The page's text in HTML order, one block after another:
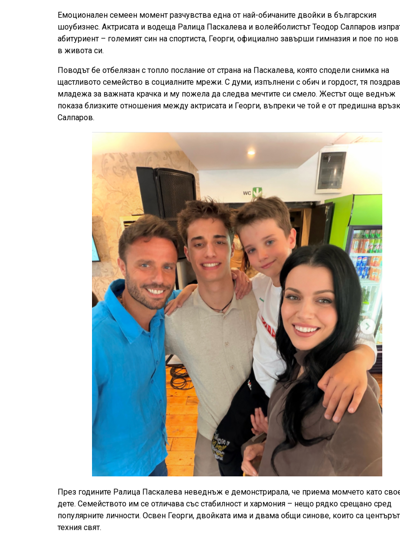
Емоционален семеен момент разчувства една от най-обичаните двойки в българския
шоубизнес. Актрисата и водеща Ралица Паскалева и волейболистът Теодор Салпаров
абитуриент – големият син на спортиста, Георги, официално завърши гимназия и пое по нов
в живота си.
Поводът бе отбелязан с топло послание от страна на Паскалева, която сподели снимка на
щастливото семейство в социалните мрежи. С думи, изпълнени с обич и гордост, тя
младежа за важната крачка и му пожела да следва мечтите си смело. Жестът още веднъж
показа близките отношения между актрисата и Георги, въпреки че той е от предишна
Салпаров.
През годините Ралица Паскалева неведнъж е демонстрирала, че приема момчето като
дете. Семейството им се отличава със стабилност и хармония – нещо рядко срещано сред
популярните личности. Освен Георги, двойката има и двама общи синове, които са
техния свят.